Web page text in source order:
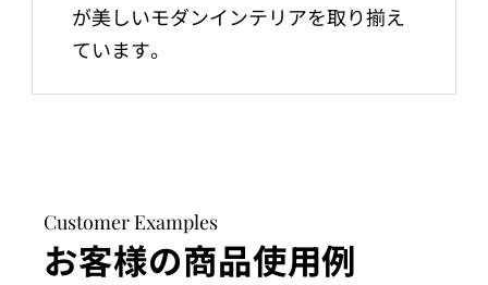
が美しいモダンインテリアを取り揃え
ています。
Customer Examples
お客様の商品使用例